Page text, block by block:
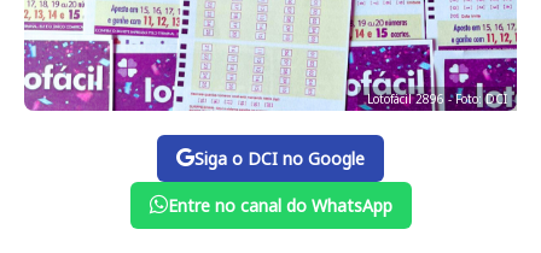
Lotofácil 2896 - Foto: DCI
Siga o DCI no Google
Entre no canal do WhatsApp